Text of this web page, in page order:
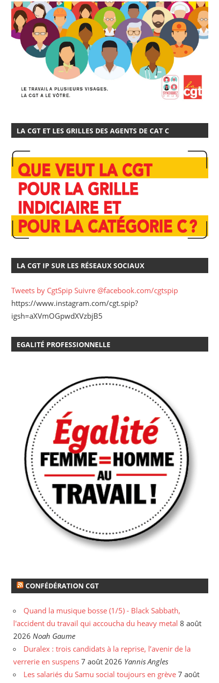
LA CGT ET LES GRILLES DES AGENTS DE CAT C
LA CGT IP SUR LES RÉSEAUX SOCIAUX
Tweets by CgtSpip Suivre @facebook.com/cgtspip
https://www.instagram.com/cgt.spip?
igsh=aXVmOGpwdXVzbjB5
EGALITÉ PROFESSIONNELLE
CONFÉDÉRATION CGT
Quand la musique bosse (1/5) - Black Sabbath,
l'accident du travail qui accoucha du heavy metal 8 août
2026 Noah Gaume
Duralex : trois candidats à la reprise, l’avenir de la
verrerie en suspens 7 août 2026 Yannis Angles
Les salariés du Samu social toujours en grève 7 août